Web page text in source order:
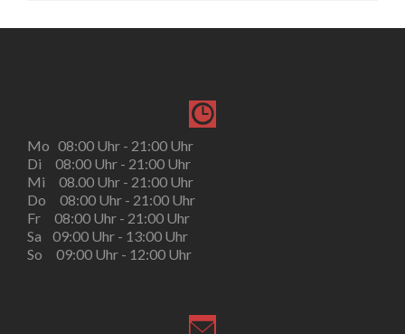
Mo 08:00 Uhr - 21:00 Uhr
Di 08:00 Uhr - 21:00 Uhr
Mi 08.00 Uhr - 21:00 Uhr
Do 08:00 Uhr - 21:00 Uhr
Fr 08:00 Uhr - 21:00 Uhr
Sa 09:00 Uhr - 13:00 Uhr
So 09:00 Uhr - 12:00 Uhr